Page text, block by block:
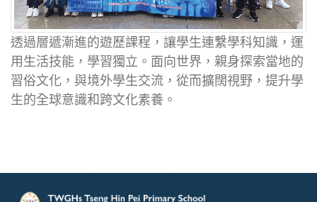
透過層遞漸進的遊歷課程，讓學生連繫學科知識，運
用生活技能，學習獨立。面向世界，親身探索當地的
習俗文化，與境外學生交流，從而擴闊視野，提升學
生的全球意識和跨文化素養。